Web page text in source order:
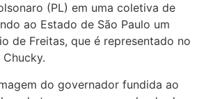
(PL) em uma coletiva de
ao Estado de São Paulo um
de Freitas, que é representado no
do governador fundida ao